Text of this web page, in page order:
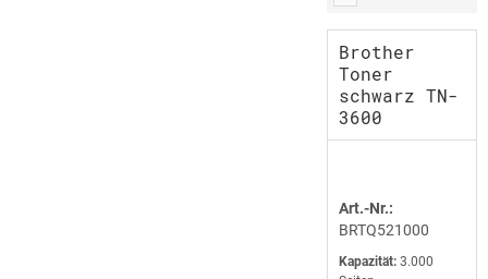
Brother
Toner
schwarz TN-
3600
Art.-Nr.:
BRTQ521000
Kapazität: 3.000